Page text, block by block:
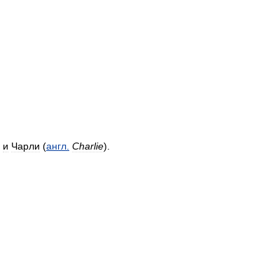
и Чарли (англ Charlie).